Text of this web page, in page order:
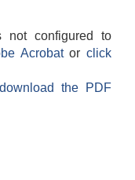
not configured to
Acrobatorclick
the PDF